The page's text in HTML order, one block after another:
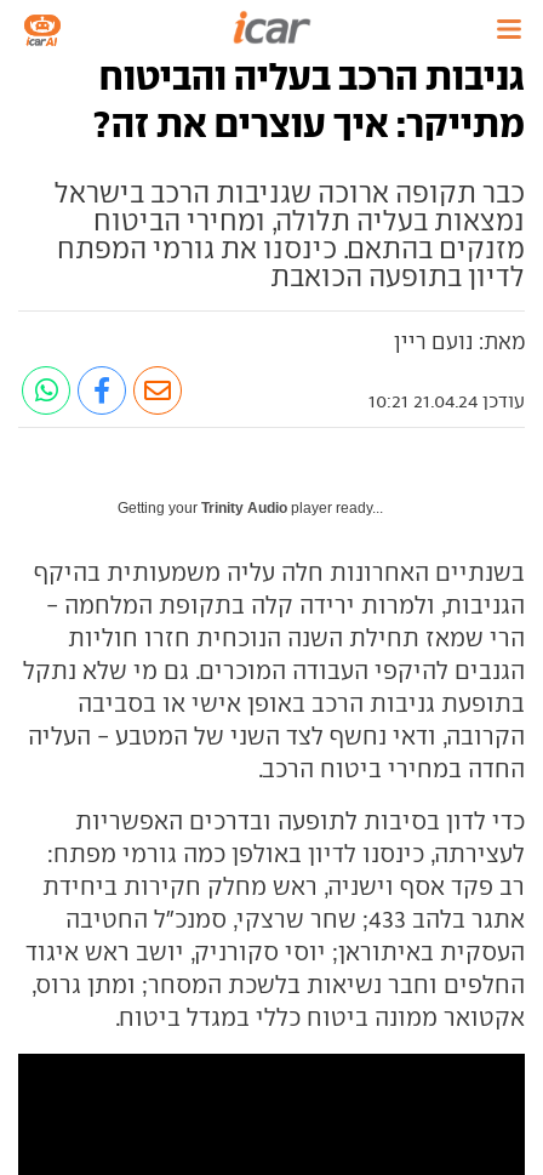
גניבות הרכב בעליה והביטוח
מתייקר: איך עוצרים את זה?
כבר תקופה ארוכה שגניבות הרכב בישראל
נמצאות בעליה תלולה, ומחירי הביטוח
מזנקים בהתאם. כינסנו את גורמי המפתח
לדיון בתופעה הכואבת
מאת: נועם ריין
עודכן 21.04.24 10:21
Getting your Trinity Audio player ready...
בשנתיים האחרונות חלה עליה משמעותית בהיקף
הגניבות, ולמרות ירידה קלה בתקופת המלחמה -
הרי שמאז תחילת השנה הנוכחית חזרו חוליות
הגנבים להיקפי העבודה המוכרים. גם מי שלא נתקל
בתופעת גניבות הרכב באופן אישי או בסביבה
הקרובה, ודאי נחשף לצד השני של המטבע - העליה
החדה במחירי ביטוח הרכב.
כדי לדון בסיבות לתופעה ובדרכים האפשריות
לעצירתה, כינסנו לדיון באולפן כמה גורמי מפתח:
רב פקד אסף וישניה, ראש מחלק חקירות ביחידת
אתגר בלהב 433; שחר שרצקי, סמנכ"ל החטיבה
העסקית באיתוראן; יוסי סקורניק, יושב ראש איגוד
החלפים וחבר נשיאות בלשכת המסחר; ומתן גרוס,
אקטואר ממונה ביטוח כללי במגדל ביטוח.